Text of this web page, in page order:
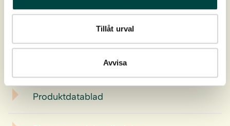
Tillåt urval
Avvisa
Spredning: I hele landet
Placering: Sumpzone, stillestående vand
Produktdatablad